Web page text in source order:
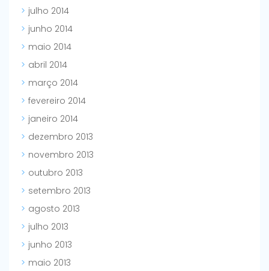
julho 2014
junho 2014
maio 2014
abril 2014
março 2014
fevereiro 2014
janeiro 2014
dezembro 2013
novembro 2013
outubro 2013
setembro 2013
agosto 2013
julho 2013
junho 2013
maio 2013